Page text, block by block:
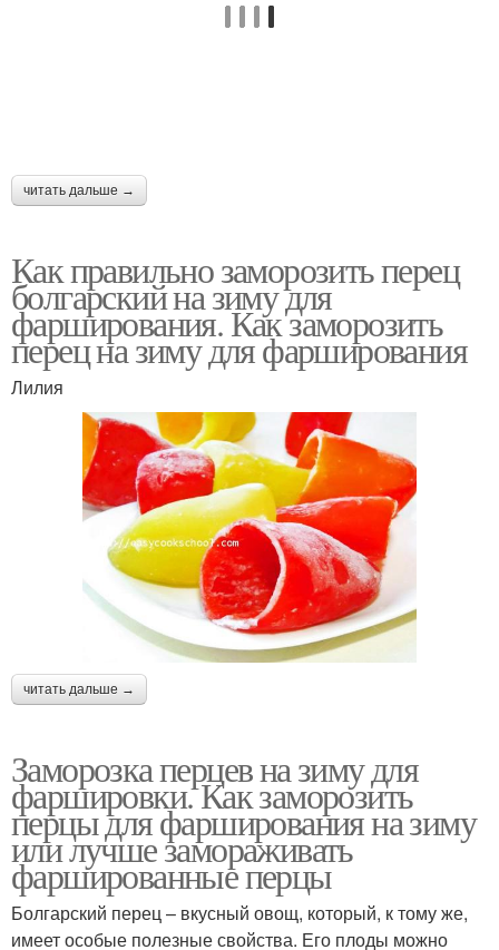
читать дальше →
Как правильно заморозить перец
болгарский на зиму для
фарширования. Как заморозить
перец на зиму для фарширования
Лилия
читать дальше →
Заморозка перцев на зиму для
фаршировки. Как заморозить
перцы для фарширования на зиму
или лучше замораживать
фаршированные перцы
Болгарский перец – вкусный овощ, который, к тому же,
имеет особые полезные свойства. Его плоды можно